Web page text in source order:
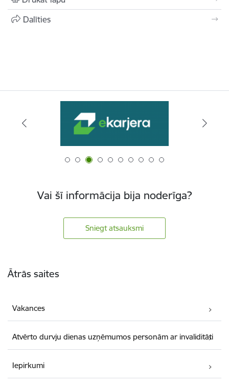
Dalīties
Vai šī informācija bija noderīga?
Sniegt atsauksmi
Ātrās saites
Vakances
Atvērto durvju dienas uzņēmumos personām ar invaliditāti
Iepirkumi